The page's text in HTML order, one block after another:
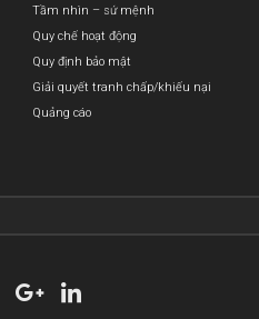
Tầm nhìn – sứ mệnh
Quy chế hoạt động
Quy định bảo mật
Giải quyết tranh chấp/khiếu nại
Quảng cáo